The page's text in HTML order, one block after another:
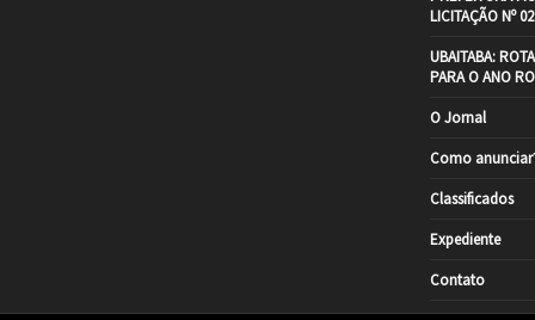
LICITAÇÃO Nº
UBAITABA:
PARA O ANO
O Jornal
Como
Classificados
Expediente
Contato